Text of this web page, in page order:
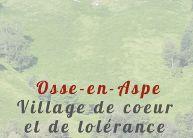
Osse-en-Aspe
Village de coeur
et de tolérance